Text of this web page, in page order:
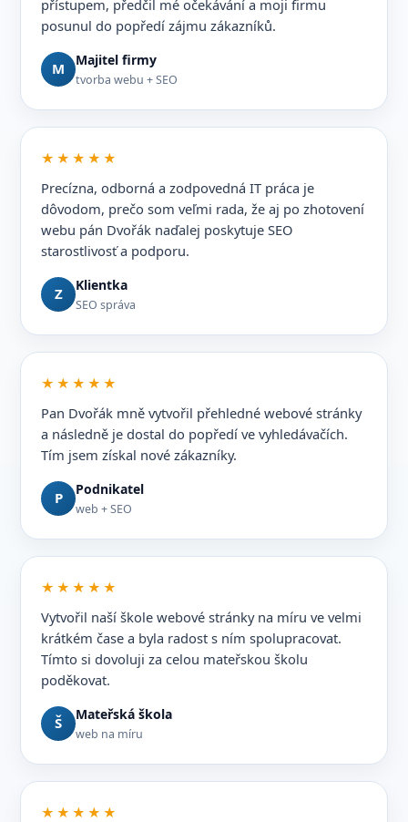
přístupem, předčil mé očekávání a moji firmu
posunul do popředí zájmu zákazníků.
M Majitel firmy
tvorba webu + SEO
★★★★★
Precízna, odborná a zodpovedná IT práca je
dôvodom, prečo som veľmi rada, že aj po zhotovení
webu pán Dvořák naďalej poskytuje SEO
starostlivosť a podporu.
Z Klientka
SEO správa
★★★★★
Pan Dvořák mně vytvořil přehledné webové stránky
a následně je dostal do popředí ve vyhledávačích.
Tím jsem získal nové zákazníky.
P Podnikatel
web + SEO
★★★★★
Vytvořil naší škole webové stránky na míru ve velmi
krátkém čase a byla radost s ním spolupracovat.
Tímto si dovoluji za celou mateřskou školu
poděkovat.
Š Mateřská škola
web na míru
★★★★★